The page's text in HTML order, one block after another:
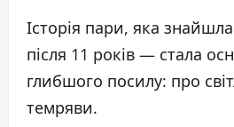
Історія пари, яка
після 11 років — стала
глибшого посилу: про
темряви.